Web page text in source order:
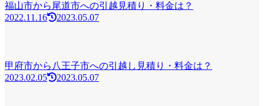
福山市から尾道市への引越見積り・料金は？
2022.11.16
2023.05.07
甲府市から八王子市への引越し見積り・料金は？
2023.02.05
2023.05.07